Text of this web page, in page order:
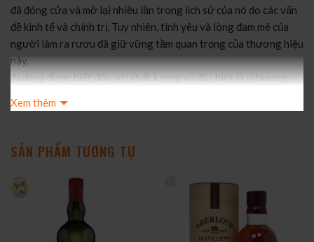
đã đóng cửa và mở lại nhiều lần trong lịch sử của nó do các vấn
đề kinh tế và chính trị. Tuy nhiên, tình yêu và lòng đam mê của
người làm ra rượu đã giữ vững tầm quan trọng của thương hiệu
này.
Ardbeg được biết đến với chất lượng và đặc biệt là vị hương
những người yêu thưởng thức whisky toàn cầu.
Rượu Whisky Ardbeg Uigeadail nổi tiếng với sự phức tạp và đa
dạng của hương vị:
Mùi: Mùi đặc trưng của Ardbeg Uigeadail bao gồm hương khói
than củi mạnh mẽ, hương mặn mà của biển cả và ghi chú của trái
cây chín mọng. Mùi này mang lại một trải nghiệm hòa quyện
giữa đất và biển.
Xem thêm
SẢN PHẨM TƯƠNG TỰ